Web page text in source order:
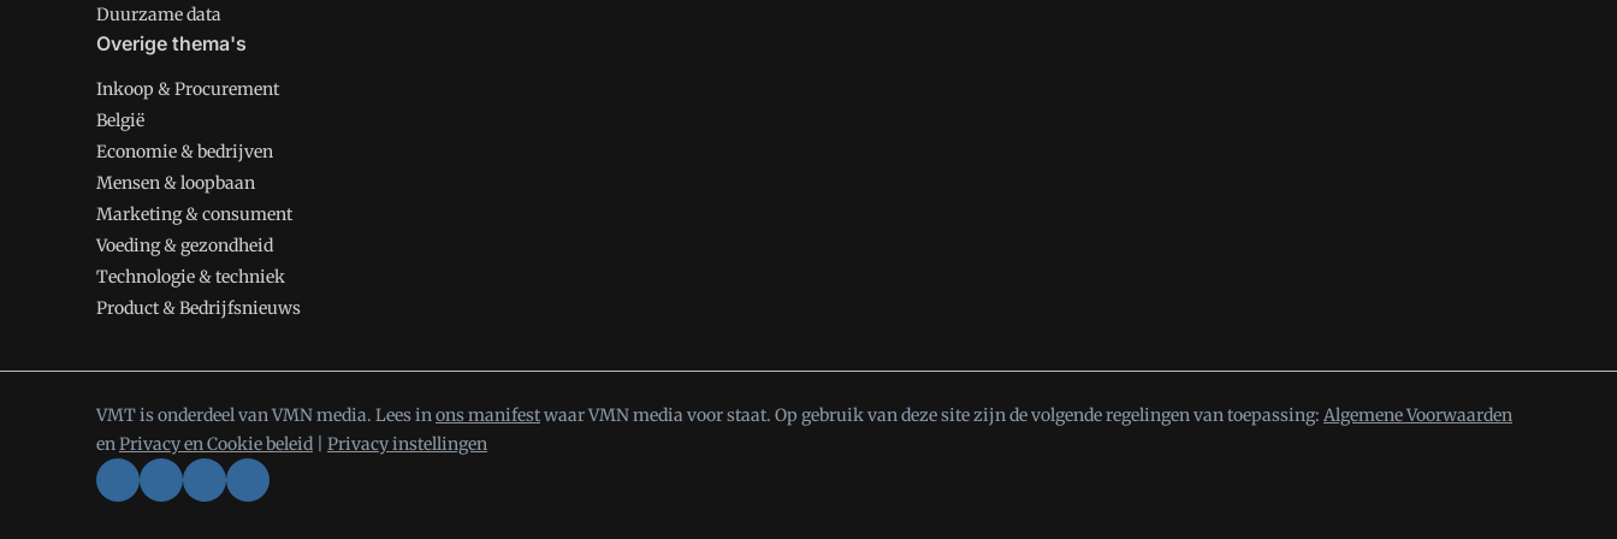
Duurzame data
Overige thema's
Inkoop & Procurement
België
Economie & bedrijven
Mensen & loopbaan
Marketing & consument
Voeding & gezondheid
Technologie & techniek
Product & Bedrijfsnieuws
VMT is onderdeel van VMN media. Lees inons manifestwaar VMN media voor staat. Op gebruik van deze site zijn de volgende regelingen van toepassing: Algemene Voorwaarden
enPrivacy en Cookie beleid Privacy instellingen